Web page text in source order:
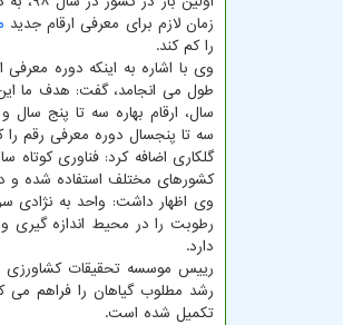
زمان لازم برای معرفی ارقام جدید
را کم کند.
طول می انجامد، گفت: هدف ما این
سال، ارقام بهاره سه تا پنج
سه تا پنجسال دوره معرفی رقم را
گلکاری اضافه کرد: فناوری کوتاه
کشورهای مختلف استفاده شده و در کشور ترکیه نیز با فاصله ۲ ماه
وی اظهار داشت: واحد به نژادی
رطوبت را در محیط اندازه گیری
دارد.
رییس موسسه تحقیقات کشاورزی
رشد مطلوب گیاهان را فراهم
تکمیل شده است.